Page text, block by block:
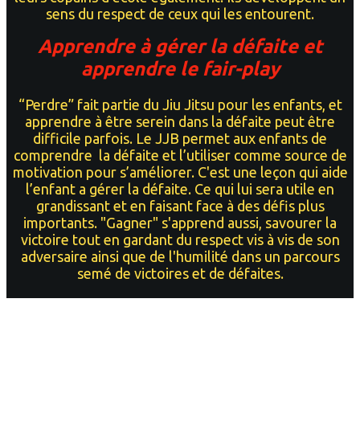
sens du respect de ceux qui les entourent.
Apprendre à gérer la défaite et
apprendre le fair-play
“Perdre” fait partie du Jiu Jitsu pour les enfants, et
apprendre à être serein dans la défaite peut être
difficile parfois. Le JJB permet aux enfants de
comprendre la défaite et l’utiliser comme source de
motivation pour s’améliorer. C'est une leçon qui aide
l’enfant a gérer la défaite. Ce qui lui sera utile en
grandissant et en faisant face à des défis plus
importants. "Gagner" s'apprend aussi, savourer la
victoire tout en gardant du respect vis à vis de son
adversaire ainsi que de l'humilité dans un parcours
semé de victoires et de défaites.